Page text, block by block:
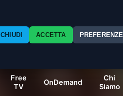
Free
TV
OnDemand
Chi
Siamo
CHIUDI ACCETTA PREFERENZE